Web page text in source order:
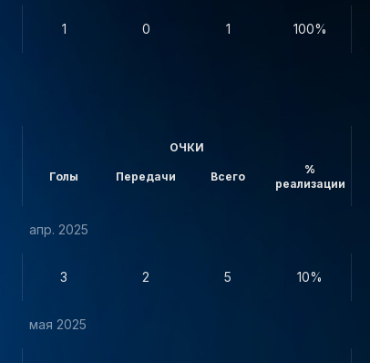
1 0 1 100%
ОЧКИ
Голы Передачи Всего
%
реализации
апр. 2025
3 2 5 10%
мая 2025